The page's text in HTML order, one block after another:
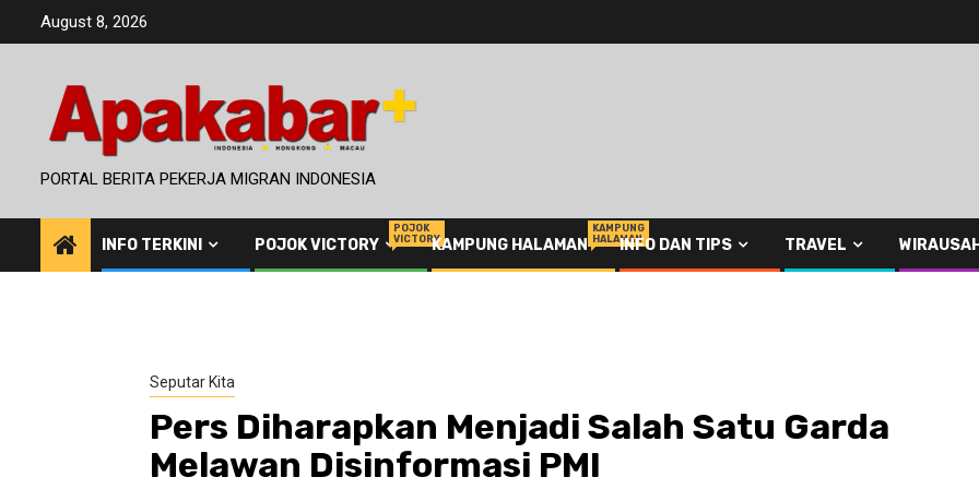
August 8, 2026
PORTAL BERITA PEKERJA MIGRAN INDONESIA
INFO TERKINI POJOK VICTORY
POJOK
VICTORYKAMPUNG HALAMAN
KAMPUNG
HALAMANINFO DAN TIPS TRAVEL
Seputar Kita
Pers Diharapkan Menjadi Salah Satu Garda
Melawan Disinformasi PMI